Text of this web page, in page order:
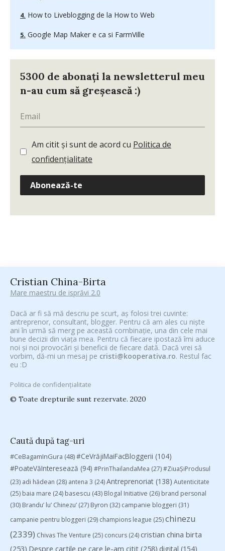
How to Liveblogging de la How to Web
Google Map Maker e ca si FarmVille
5300 de abonați la newsletterul meu
n-au cum să greșească :)
Am citit și sunt de acord cu Politica de
confidențialitate
Abonează-te
Cristian China-Birta
Mare maestru de isprăvi 2.0
Dacă ar fi să mă descriu pe scurt, aș folosi trei cuvinte:
antreprenor, consultant, blogger. Pentru că am ales cu niște
ani în urmă să merg pe această combinație, una din cele mai
bune decizii din viața mea. Pentru că fiecare ipostază îmi aduce
noi și noi provocări și beneficii de fiecare dată. Dacă vrei să
vorbim, dă-mi un mesaj pe cristi@kooperativa.ro. Restul fac
eu :D
Politica de confidențialitate
© Toate drepturile sunt rezervate. 2020
Caută după tag-uri
#CeBagamInGura (48)#CeVrăjiMaiFacBloggerii (104)
#PoateVăInteresează (94) #PrinThailandaMea (27)#ZiuaȘiProdusul
(23) adi hădean (28) antena 3 (24)Antreprenoriat (138) Autenticitate
(25) baia mare (24) basescu (43) Blogal Initiative (26) brand personal
(30) Brandu’ lu’ Chinezu’ (27) Byron (32) campanie bloggeri (31)
campanie pentru bloggeri (29) champions league (25)chinezu
(2339) Chivas The Venture (25) concurs (24)cristian china birta
(253) Despre cartile pe care le-am citit (258) digital (154)